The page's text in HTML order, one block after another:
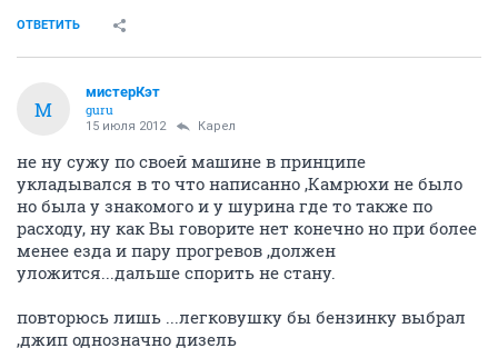
ОТВЕТИТЬ
М
мистерКэт
guru
15 июля 2012 Карел
не ну сужу по своей машине в принципе
укладывался в то что написанно ,Камрюхи не было
но была у знакомого и у шурина где то также по
расходу, ну как Вы говорите нет конечно но при более
менее езда и пару прогревов ,должен
уложится...дальше спорить не стану.
повторюсь лишь ...легковушку бы бензинку выбрал
,джип однозначно дизель